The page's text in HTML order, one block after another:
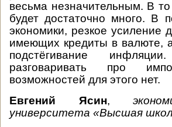
весьма незначительным. В
будет достаточно много. В
экономики, резкое усиление
имеющих кредиты в валюте,
подстёгивание
разговаривать про
возможностей для этого нет.
Евгений Ясин,
университета «Высшая